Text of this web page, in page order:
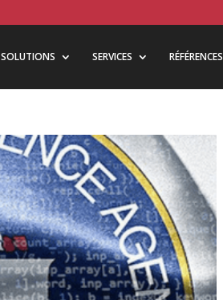
SOLUTIONS SERVICES RÉFÉRENCES